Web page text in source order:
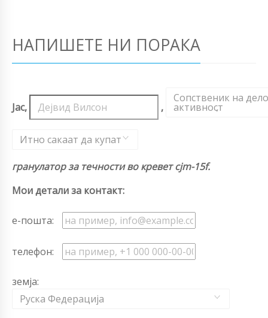
НАПИШЕТЕ НИ ПОРАКА
Јас, ,
Сопственик на
активност
,
Итно сакаат да купат
гранулатор за течности во кревет cjm-15f.
Мои детали за контакт:
е-пошта:
телефон:
земја:
Руска Федерација